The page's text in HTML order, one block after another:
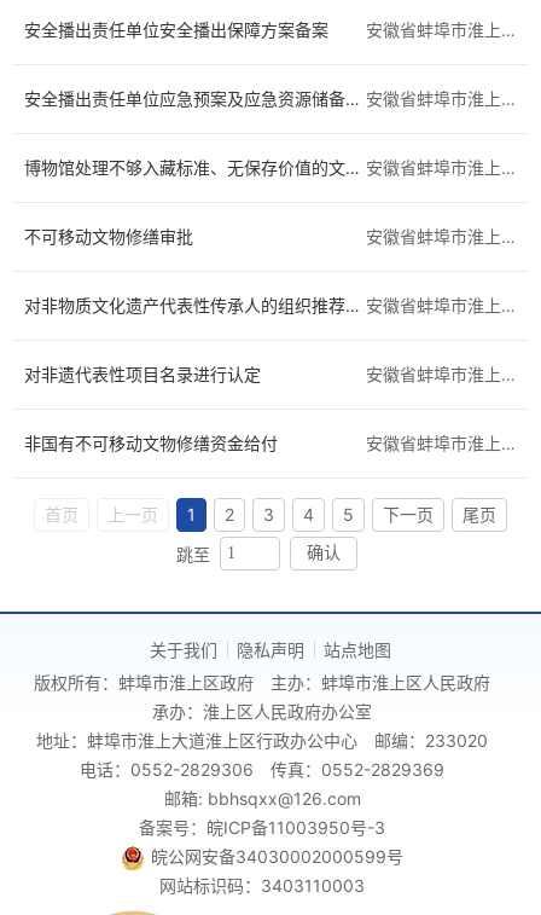
区应急管理局 区城市管理局
区市场监督管理局 区残联
安全播出责任单位安全播出保障方案备案 安徽省蚌埠市淮上区
安全播出责任单位应急预案及应急资源储备目录、维护更新情况备案 安徽省蚌埠市淮上区
博物馆处理不够入藏标准、无保存价值的文物或标本审批 安徽省蚌埠市淮上区
不可移动文物修缮审批 安徽省蚌埠市淮上区
对非物质文化遗产代表性传承人的组织推荐评审认定 安徽省蚌埠市淮上区
对非遗代表性项目名录进行认定 安徽省蚌埠市淮上区
非国有不可移动文物修缮资金给付 安徽省蚌埠市淮上区
首页 上一页 1 2 3 4 5 下一页
尾页
跳至
确认
关于我们 隐私声明
站点地图
版权所有：蚌埠市淮上区政府
主办：蚌埠市淮上区人民政府
承办：淮上区人民政府办公室
地址：蚌埠市淮上大道淮上区行政办公中心
邮编：233020
电话：0552-2829306
传真：0552-2829369
邮箱: bbhsqxx@126.com
备案号：皖ICP备11003950号-3
皖公网安备34030002000599号
网站标识码：3403110003